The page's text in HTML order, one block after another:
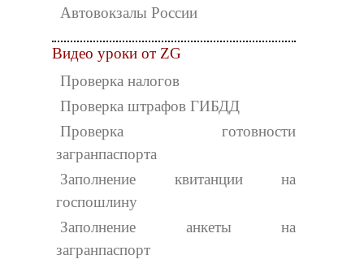
Автовокзалы России
Видео уроки от ZG
Проверка налогов
Проверка штрафов ГИБДД
Проверка готовности
загранпаспорта
Заполнение квитанции на
госпошлину
Заполнение анкеты на
загранпаспорт